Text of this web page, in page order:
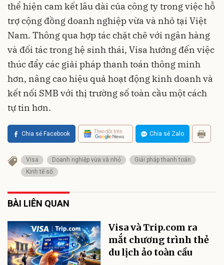
thể hiện cam kết lâu dài của công ty trong việc hỗ
trợ cộng đồng doanh nghiệp vừa và nhỏ tại Việt
Nam. Thông qua hợp tác chặt chẽ với ngân hàng
và đối tác trong hệ sinh thái, Visa hướng đến việc
thúc đẩy các giải pháp thanh toán thông minh
hơn, nâng cao hiệu quả hoạt động kinh doanh và
kết nối SMB với thị trường số toàn cầu một cách
tự tin hơn.
Chia sẻ Facebook Theo dõi trên Chia sẻ Zalo
Visa Doanh nghiệp vừa và nhỏ
Giải pháp thanh toán
Kinh tế số
BÀI LIÊN QUAN
Visa và Trip.com ra
mắt chương trình thẻ
du lịch ảo toàn cầu